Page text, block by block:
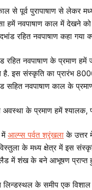
से पूर्व पुरापाषाण से लेकर
हमें नवपाषाण काल में देखने
रहित नवपाषाण कहा
रहित नवपाषाण के प्रमाण हमें
है. इस संस्कृति का प्रारंभ
सहित नवपाषाण काल के
अवस्था के प्रमाण हमें श्यालक,
मेंआल्प्स पर्वत श्रृंखला के उत्तर
के मध्य क्षेत्र में इस
में शंख के बने आभूषण प्राप्त
लिन्डस्थल के समीप एक विशाल